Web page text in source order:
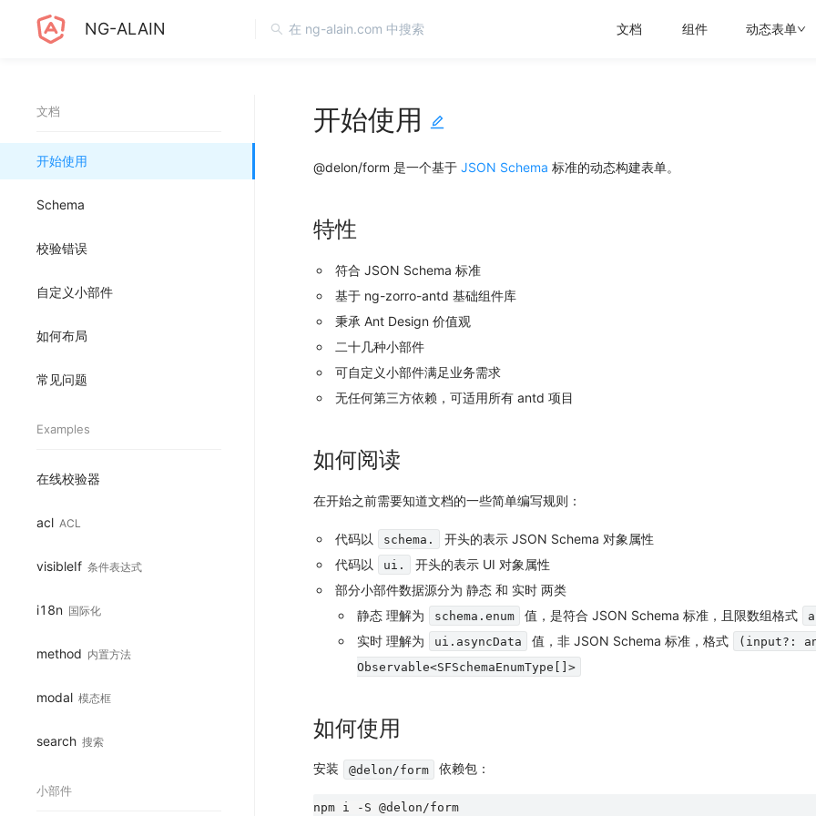
NG-ALAIN 文档 组件 动态表单
文档
开始使用
Schema
校验错误
自定义小部件
如何布局
常见问题
Examples
在线校验器
acl ACL
visibleIf 条件表达式
i18n 国际化
method 内置方法
modal 模态框
search 搜索
小部件
开始使用
@delon/form 是一个基于 JSON Schema 标准的动态构建表单。
特性
符合 JSON Schema 标准
基于 ng-zorro-antd 基础组件库
秉承 Ant Design 价值观
二十几种小部件
可自定义小部件满足业务需求
无任何第三方依赖，可适用所有 antd 项目
如何阅读
在开始之前需要知道文档的一些简单编写规则：
代码以 schema.
开头的表示 JSON Schema 对象属性
代码以
ui.
开头的表示 UI 对象属性
部分小部件数据源分为 静态 和 实时 两类
静态 理解为 schema.enum 值，是符合 JSON Schema 标准，且限数组格式
实时 理解为 ui.asyncData 值，非 JSON Schema 标准，格式
(input?:
Observable<SFSchemaEnumType[]>
如何使用
安装 @delon/form 依赖包：